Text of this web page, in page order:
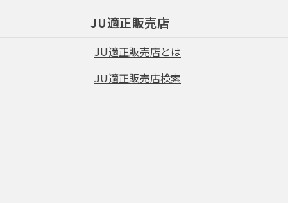
JU適正販売店
JU適正販売店とは
JU適正販売店検索